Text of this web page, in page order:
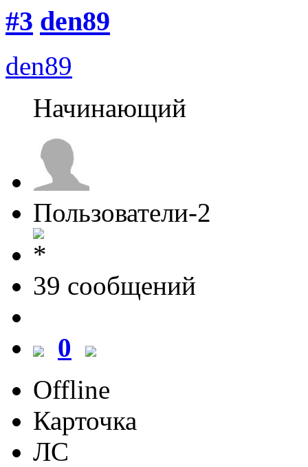
#3 den89
den89
Начинающий
Пользователи-2
39 cообщений
0
Offline
Карточка
ЛС